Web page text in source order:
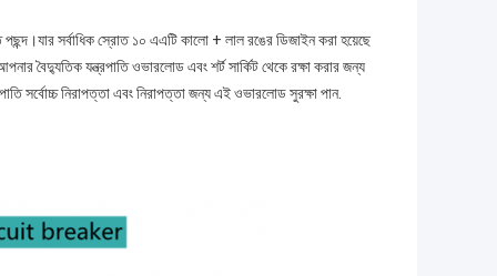
সর্বাধিক স্রোত ১০ এএটি কালো + লাল রঙের ডিজাইন করা হয়েছে
বৈদ্যুতিক যন্ত্রপাতি ওভারলোড এবং শর্ট সার্কিট থেকে রক্ষা করার জন্য
সর্বোচ্চ নিরাপত্তা এবং নিরাপত্তা জন্য এই ওভারলোড সুরক্ষা পান.